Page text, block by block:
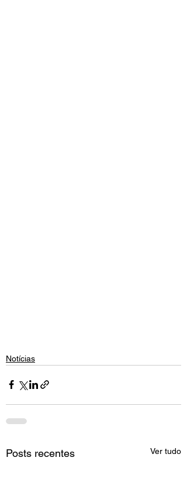
Notícias
Posts recentes Ver tudo